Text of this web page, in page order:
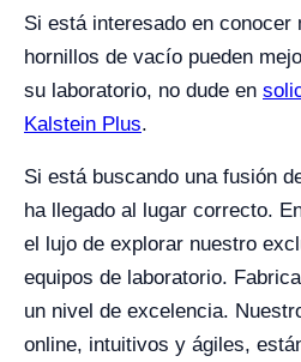
Si está interesado en conocer
hornillos de vacío pueden
su laboratorio, no dude en
Kalstein Plus.
Si está buscando una fusión
ha llegado al lugar correcto.
el lujo de explorar nuestro
equipos de laboratorio.
un nivel de excelencia.
online, intuitivos y ágiles,